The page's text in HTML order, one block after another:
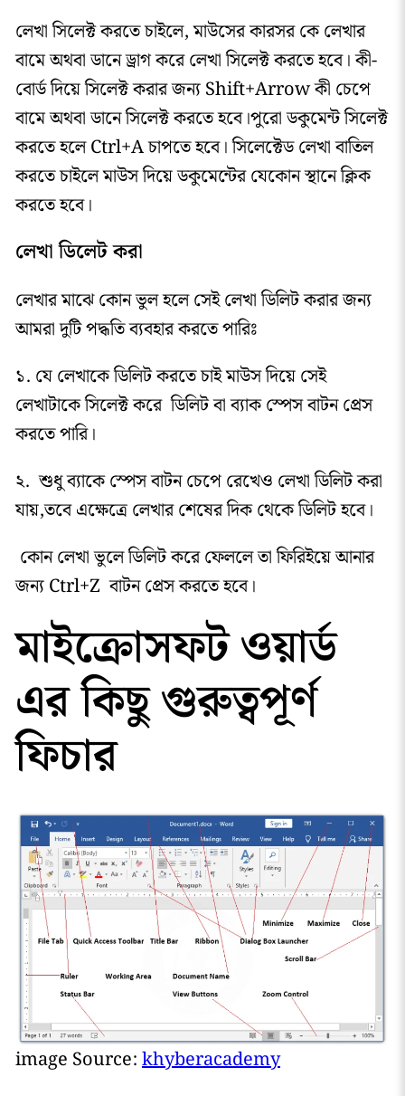
লেখা সিলেক্ট করতে চাইলে, মাউসের কারসর কে লেখার
বামে অথবা ডানে ড্রাগ করে লেখা সিলেক্ট করতে হবে। কী-
বোর্ড দিয়ে সিলেক্ট করার জন্য Shift+Arrow কী চেপে
বামে অথবা ডানে সিলেক্ট করতে হবে।পুরো ডকুমেন্ট সিলেক্ট
করতে হলে Ctrl+A চাপতে হবে। সিলেক্টেড লেখা বাতিল
করতে চাইলে মাউস দিয়ে ডকুমেন্টের যেকোন স্থানে ক্লিক
করতে হবে।
লেখা ডিলেট করা
লেখার মাঝে কোন ভুল হলে সেই লেখা ডিলিট করার জন্য
আমরা দুটি পদ্ধতি ব্যবহার করতে পারিঃ
১. যে লেখাকে ডিলিট করতে চাই মাউস দিয়ে সেই
লেখাটাকে সিলেক্ট করে ডিলিট বা ব্যাক স্পেস বাটন প্রেস
করতে পারি।
২. শুধু ব্যাকে স্পেস বাটন চেপে রেখেও লেখা ডিলিট করা
যায়,তবে এক্ষেত্রে লেখার শেষের দিক থেকে ডিলিট হবে।
কোন লেখা ভুলে ডিলিট করে ফেললে তা ফিরিইয়ে আনার
জন্য Ctrl+Z বাটন প্রেস করতে হবে।
মাইক্রোসফট ওয়ার্ড
এর কিছু গুরুত্বপূর্ণ
ফিচার
image Source:khyberacademy